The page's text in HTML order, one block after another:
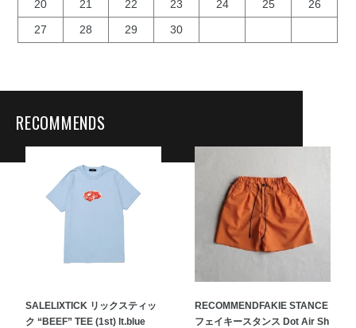
20
21 22 23 24 25
26
27
28 29 30
RECOMMENDS
SALELIXTICK リックスティッ
ク “BEEF” TEE (1st) lt.blue
RECOMMENDFAKIE STANCE
フェイキースタンス Dot Air Sh